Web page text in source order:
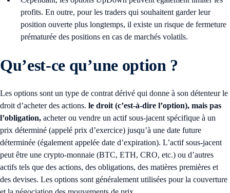
profits. En outre, pour les traders qui souhaitent garder leur
position ouverte plus longtemps, il existe un risque de fermeture
prématurée des positions en cas de marchés volatils.
Qu’est-ce qu’une option ?
Les options sont un type de contrat dérivé qui donne à son détenteur le
droit d’acheter des actions. le droit (c’est-à-dire l’option), mais pas
l’obligation, acheter ou vendre un actif sous-jacent spécifique à un
prix déterminé (appelé prix d’exercice) jusqu’à une date future
déterminée (également appelée date d’expiration). L’actif sous-jacent
peut être une crypto-monnaie (BTC, ETH, CRO, etc.) ou d’autres
actifs tels que des actions, des obligations, des matières premières et
des devises. Les options sont généralement utilisées pour la couverture